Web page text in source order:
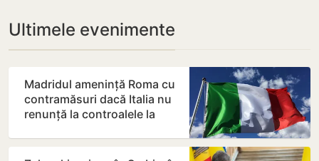
Ultimele evenimente
Madridul amenință Roma cu
contramăsuri dacă Italia nu
renunță la controalele la